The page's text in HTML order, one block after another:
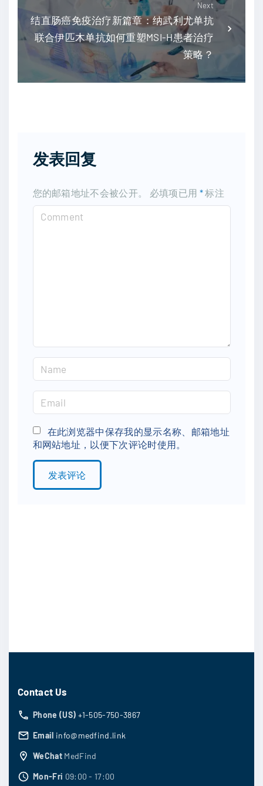
Next
结直肠癌免疫治疗新篇章：纳武利尤单抗
联合伊匹木单抗如何重塑MSI-H患者治疗
策略？
发表回复
您的邮箱地址不会被公开。 必填项已用 *标注
a
e
*
m
a
i
l
在此浏览器中保存我的显示名称、邮箱地址
和网站地址，以便下次评论时使用。
Contact Us
Phone (US) +1-505-750-3867
Email info@medfind.link
WeChat MedFind
Mon-Fri 09:00 - 17:00